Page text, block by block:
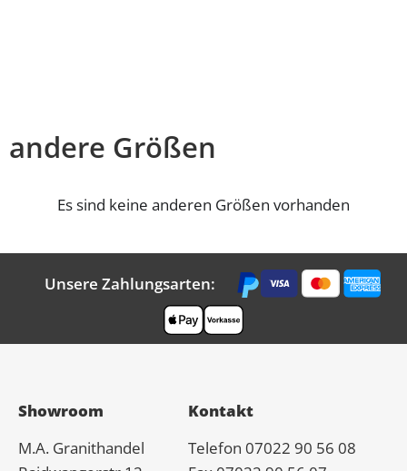
andere Größen
Es sind keine anderen Größen vorhanden
Unsere Zahlungsarten:
Showroom
M.A. Granithandel
Kontakt
Telefon 07022 90 56 08